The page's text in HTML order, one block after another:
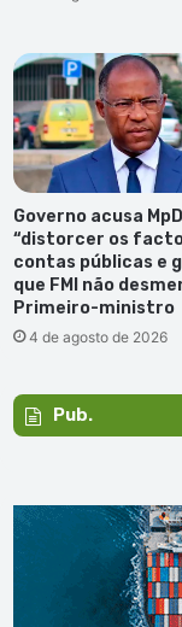
Governo acusa
“distorcer os
contas públicas e
que FMI não
Primeiro-ministro
4 de agosto de 2026
Pub.